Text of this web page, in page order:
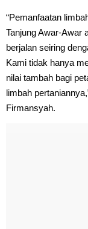
“Pemanfaatan
Tanjung Awar-Awar
berjalan seiring
Kami tidak hanya
nilai tambah bagi
limbah
Firmansyah.